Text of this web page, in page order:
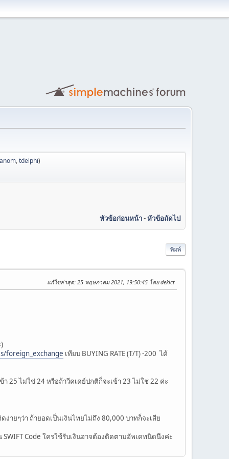
,tdelphi)
หัวข้อก่อนหน้า-หัวข้อถัดไป
พิมพ์
แก้ไขล่าสุด: 25 พฤษภาคม 2021, 19:50:45 โดย dekict
foreign_exchange เทียบ BUYING RATE (T/T) -200 ได้
25 ไม่ใช่ 24 หรือถ้าวีคเดย์ปกติก็จะเข้า 23 ไม่ใช่ 22 ค่ะ
ายๆว่า ถ้ายอดเป็นเงินไทยไม่ถึง 80,000 บาทก็จะเสีย
Code ใครใช้รับเงินอาจต้องติดตามอัพเดทนิดนึงค่ะ